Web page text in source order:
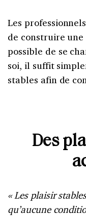
Les
de construire
possible de se
soi, il suffit
stables afin de
Des
« Les plaisir
qu’aucune